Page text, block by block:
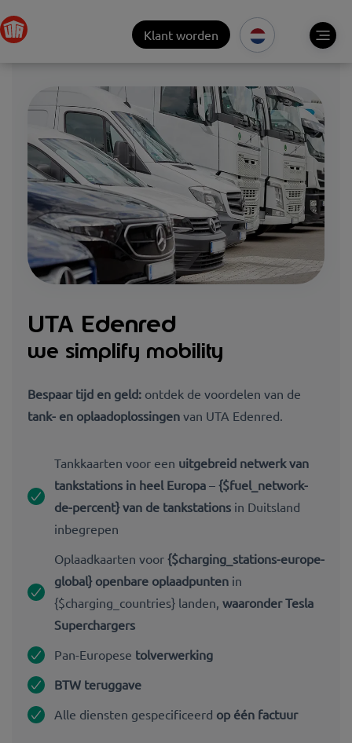
Klant worden
UTA Edenred
we simplify mobility
Bespaar tijd en geld: ontdek de voordelen van de
tank- en oplaadoplossingen van UTA Edenred.
Tankkaarten voor een uitgebreid netwerk van
tankstations in heel Europa – {$fuel_network-
de-percent} van de tankstations in Duitsland
inbegrepen
Oplaadkaarten voor {$charging_stations-europe-
global} openbare oplaadpunten in
{$charging_countries} landen, waaronder Tesla
Superchargers
Pan-Europese tolverwerking
BTW teruggave
Alle diensten gespecificeerd op één factuur